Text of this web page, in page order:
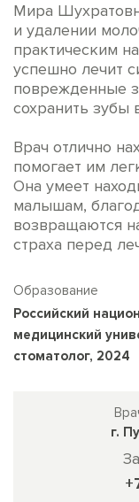
Образование
Российский
медицинский
стоматолог, 2024
Мира
и удалении
практическим
успешно лечит
поврежденные
сохранить зубы
Врач отлично
помогает им
Она умеет
малышам,
возвращаются
страха перед
г.